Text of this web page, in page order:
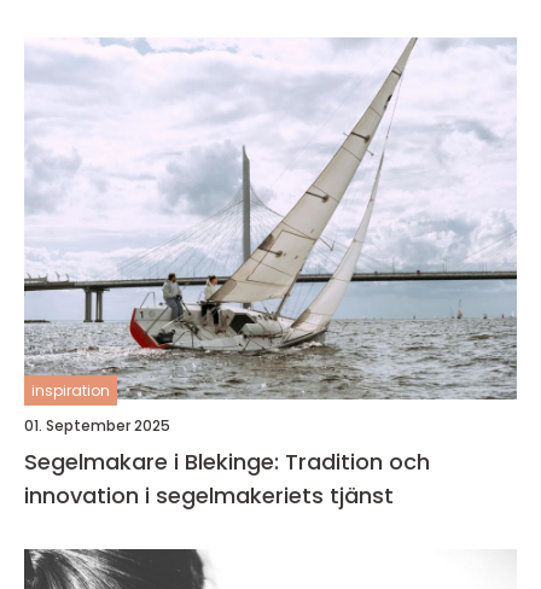
inspiration
01. September 2025
Segelmakare i Blekinge: Tradition och
innovation i segelmakeriets tjänst